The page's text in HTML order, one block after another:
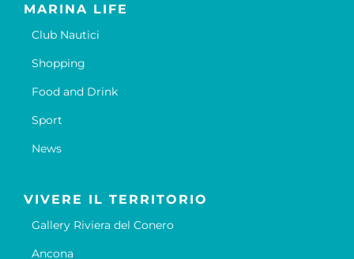
MARINA LIFE
Club Nautici
Shopping
Food and Drink
Sport
News
VIVERE IL TERRITORIO
Gallery Riviera del Conero
Ancona